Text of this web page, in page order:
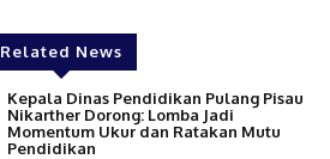
Related News
Kepala Dinas Pendidikan Pulang Pisau
Nikarther Dorong: Lomba Jadi
Momentum Ukur dan Ratakan Mutu
Pendidikan